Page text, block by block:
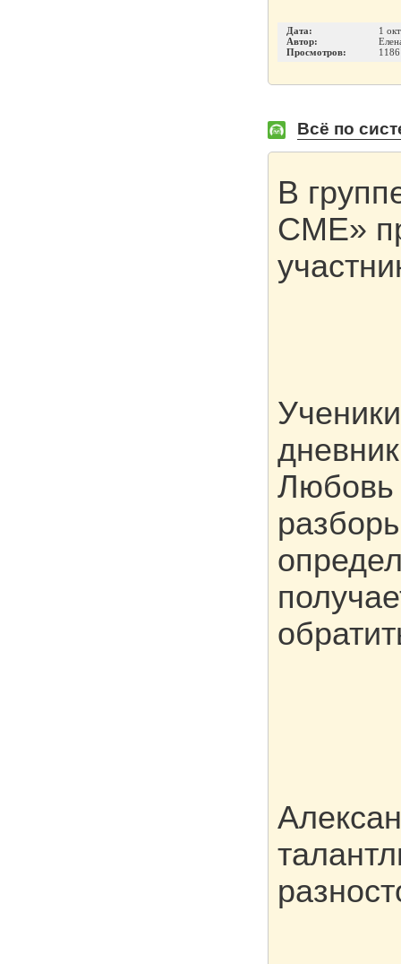
Дата:
1
Автор:
Просмотров:
1186
Всё по
В
CME»
Любовь